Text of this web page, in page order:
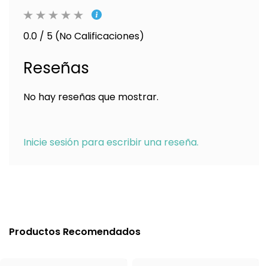
0.0 / 5 (No Calificaciones)
Reseñas
No hay reseñas que mostrar.
Inicie sesión para escribir una reseña.
Productos Recomendados